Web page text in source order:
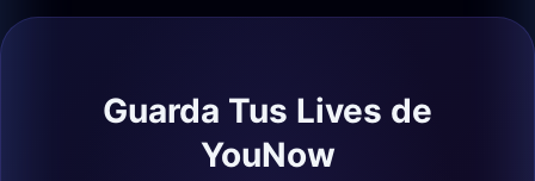
Guarda Tus Lives de
YouNow